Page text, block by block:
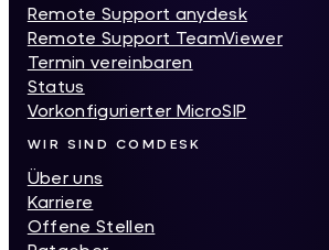
Remote Support anydesk
Remote Support TeamViewer
Termin vereinbaren
Status
Vorkonfigurierter MicroSIP
WIR SIND COMDESK
Über uns
Karriere
Offene Stellen